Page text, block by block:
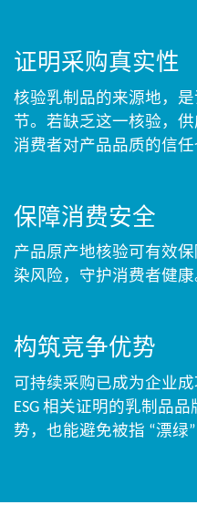
证明采购真实性​
核验乳制品的来源地，
节。若缺乏这一核验，
消费者对产品品质的信任
保障消费安全​
产品原产地核验可有效
染风险，守护消费者健康
构筑竞争优势​
可持续采购已成为企业
ESG 相关证明的乳制品
势，也能避免被指 “漂绿”